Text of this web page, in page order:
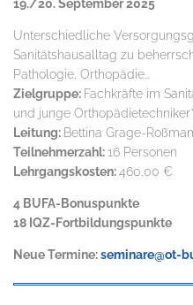
19./20. September 2025
Unterschiedliche
Sanitätshausalltag zu
Pathologie, Orthopädie…
Zielgruppe: Fachkräfte im
und junge
Leitung: Bettina Grage-
Teilnehmerzahl:16 Personen
Lehrgangskosten:460,00 €
4 BUFA-Bonuspunkte
18 IQZ-Fortbildungspunkte
Neue Termine:seminare@ot-